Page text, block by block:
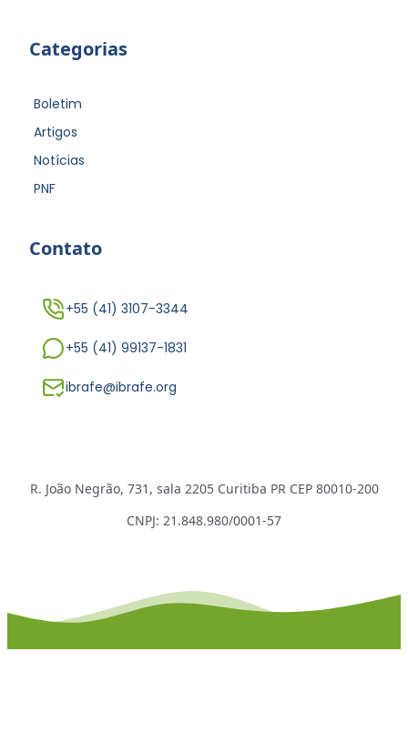
Categorias
Boletim
Artigos
Notícias
PNF
Contato
+55 (41) 3107-3344
+55 (41) 99137-1831
ibrafe@ibrafe.org
R. João Negrão, 731, sala 2205 Curitiba PR CEP 80010-200
CNPJ: 21.848.980/0001-57